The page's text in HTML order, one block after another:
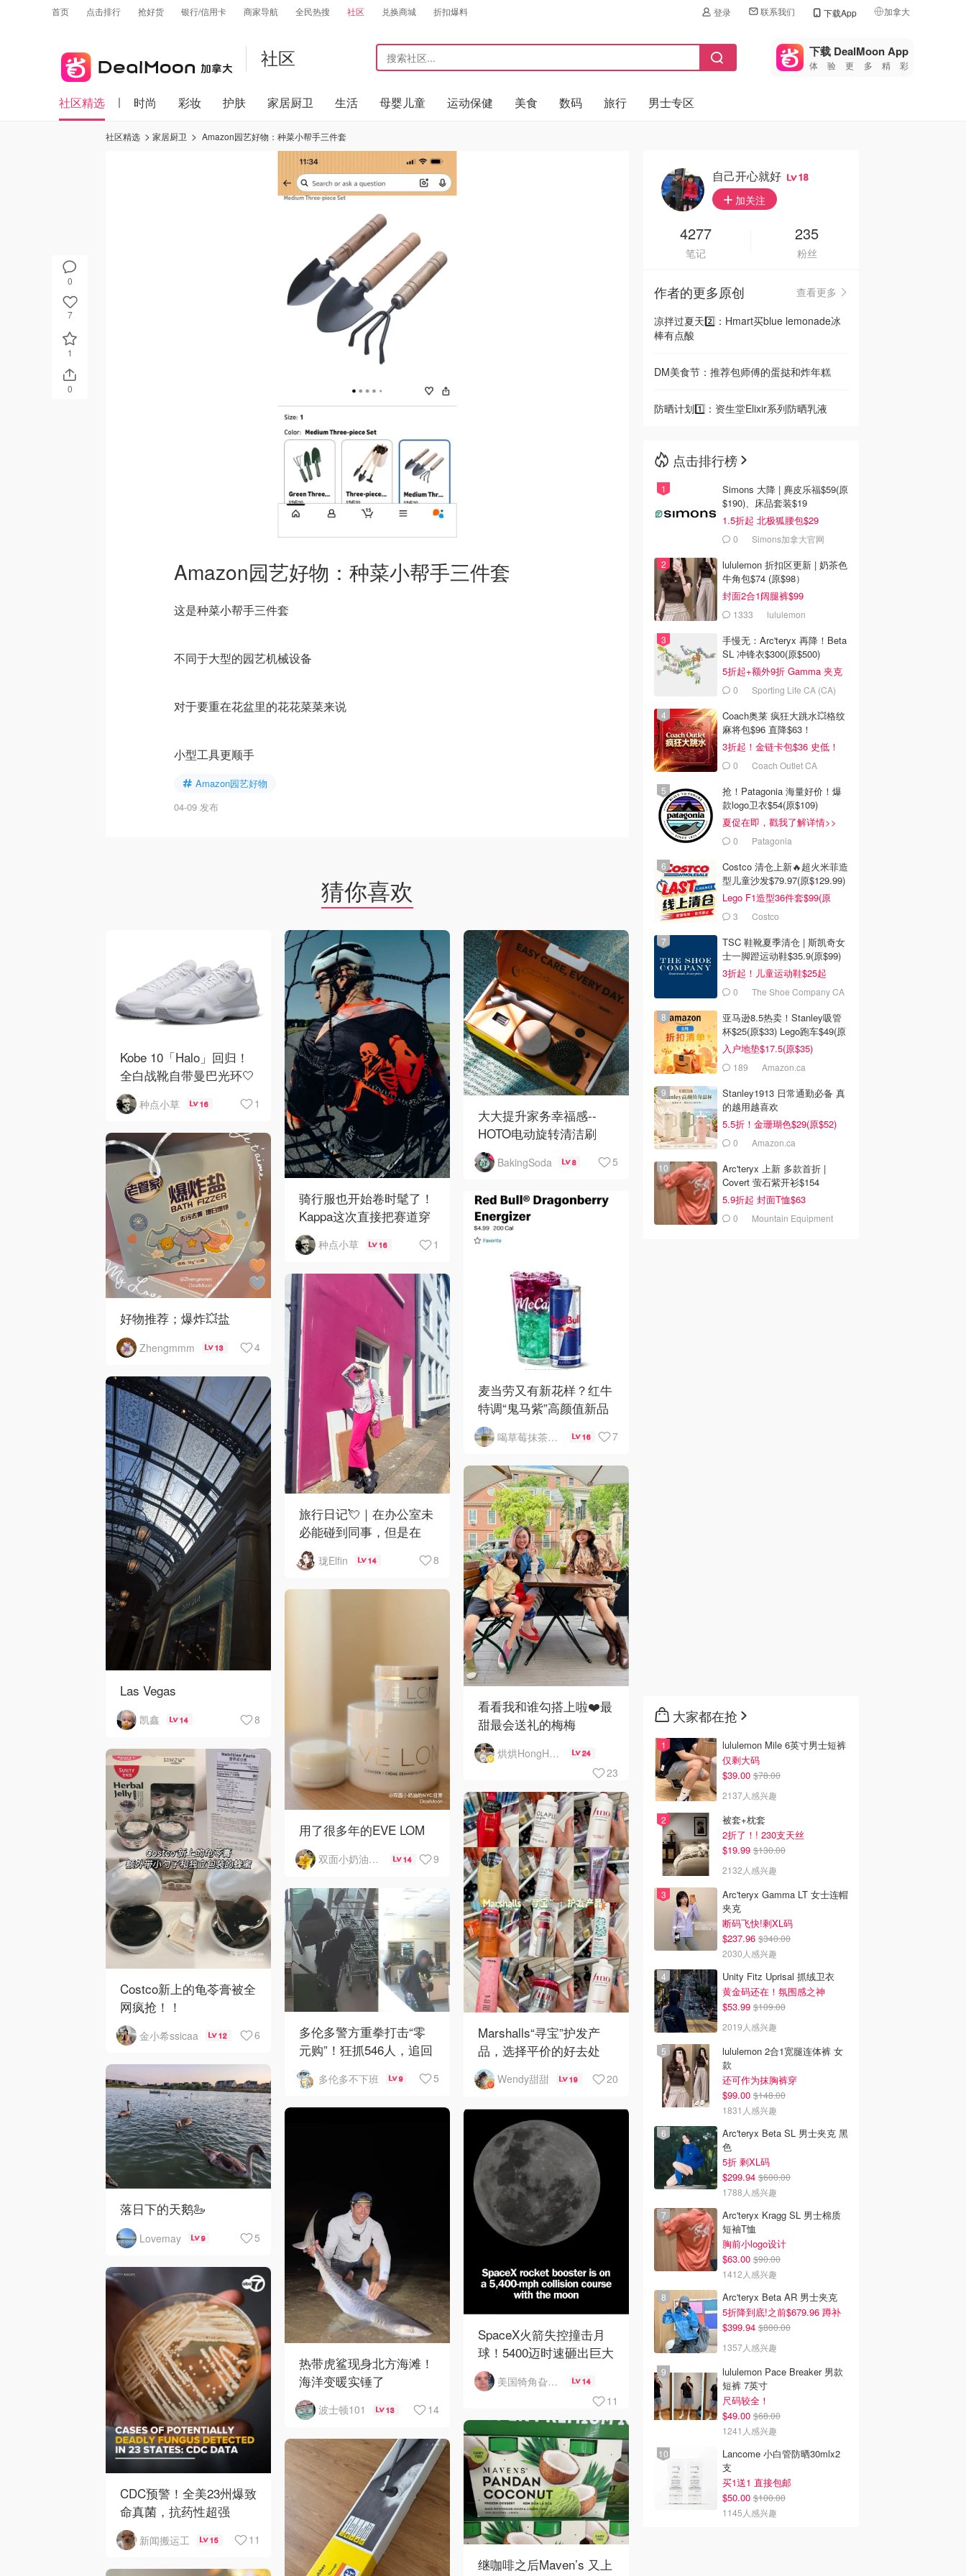
首页 点击排行 抢好货 银行/信用卡 商家导航 全民热搜 社区 兑换商城 折扣爆料 登录 联系我们 下载App 加拿大
🇺🇸
美国
🇨🇳中国
🇮🇹
🇦🇺
🇳🇿新西兰
社区 下载 DealMoon App
体验更多精彩
社区精选 时尚 彩妆 护肤 家居厨卫 生活 母婴儿童 运动保健 美食 数码 旅行 男士专区
0
7
1
0
社区精选 家居厨卫 Amazon园艺好物：种菜小帮手三件套
Amazon园艺好物：种菜小帮手三件套
这是种菜小帮手三件套
不同于大型的园艺机械设备
对于要重在花盆里的花花菜菜来说
小型工具更顺手
Amazon园艺好物
04-09 发布
猜你喜欢
Kobe 10「Halo」回归！
全白战靴自带曼巴光环🤍
🏀
种点小草 16 1
骑行服也开始卷时髦了！
Kappa这次直接把赛道穿
搭带上街🚴🔥
种点小草 16 1
大大提升家务幸福感--
HOTO电动旋转清洁刷
BakingSoda 8 5
好物推荐；爆炸💥盐
Zhengmmm 13 4
麦当劳又有新花样？红牛
特调“鬼马紫”高颜值新品
来了，好喝吗？
喝草莓抹茶瘦5斤 16 7
旅行日记💘｜在办公室未
必能碰到同事，但是在
Brighton可以
珑Elfin 14 8
Las Vegas
凯鑫 14 8
看看我和谁勾搭上啦❤️最
甜最会送礼的梅梅
烘烘HongHong 24
23
用了很多年的EVE LOM
双面小奶油的NYC日常 14 9
Costco新上的龟苓膏被全
网疯抢！！
金小希ssicaa 12 6
Marshalls“寻宝”护发产
品，选择平价的好去处
Wendy甜甜 19 20
多伦多警方重拳打击“零
元购”！狂抓546人，追回
160万赃物
多伦多不下班 9 5
落日下的天鹅🦢
Lovemay 9 5
热带虎鲨现身北方海滩！
海洋变暖实锤了
波士顿101 13 14
SpaceX火箭失控撞击月
球！5400迈时速砸出巨大
陨石坑
美国犄角旮旯新鲜事 14
11
CDC预警！全美23州爆致
命真菌，抗药性超强
新闻搬运工 15 11
继咖啡之后Maven’s 又上
自己开心就好 18
加关注
4277
笔记
235
粉丝
作者的更多原创
查看更多
凉拌过夏天2️⃣：Hmart买blue lemonade冰
棒有点酸
DM美食节：推荐包师傅的蛋挞和炸年糕
防晒计划1️⃣：资生堂Elixir系列防晒乳液
点击排行榜
Simons 大降 | 麂皮乐福$59(原
$190)、床品套装$19
1.5折起 北极狐腰包$29
0 Simons加拿大官网
lululemon 折扣区更新 | 奶茶色
牛角包$74 (原$98）
封面2合1阔腿裤$99
1333 lululemon
手慢无：Arc'teryx 再降！Beta
SL 冲锋衣$300(原$500)
5折起+额外9折 Gamma 夹克
$2380 Sporting Life CA (CA)
Coach奥莱 疯狂大跳水💥格纹
麻将包$96 直降$63！
3折起！金链卡包$36 史低！
0 Coach Outlet CA
抢！Patagonia 海量好价！爆
款logo卫衣$54(原$109)
夏促在即，戳我了解详情>>
0 Patagonia
Costco 清仓上新🔥超火米菲造
型儿童沙发$79.97(原$129.99)
Lego F1造型36件套$99(原
$159)
3 Costco
TSC 鞋靴夏季清仓 | 斯凯奇女
士一脚蹬运动鞋$35.9(原$99)
3折起！儿童运动鞋$25起
0
The Shoe Company CA
亚马逊8.5热卖！Stanley吸管
杯$25(原$33) Lego跑车$49(原
$80)
入户地垫$17.5(原$35)
189 Amazon.ca
Stanley1913 日常通勤必备 真
的越用越喜欢
5.5折！金珊瑚色$29(原$52)
0 Amazon.ca
Arc'teryx 上新 多款首折 |
Covert 萤石紫开衫$154
5.9折起 封面T恤$63
0
Mountain Equipment
大家都在抢
lululemon Mile 6英寸男士短裤
仅剩大码
$39.00 $78.00
2137人感兴趣
被套+枕套
2折了！! 230支天丝
$19.99 $130.00
2132人感兴趣
Arc'teryx Gamma LT 女士连帽
夹克
断码飞快!剩XL码
$237.96 $340.00
2030人感兴趣
Unity Fitz Uprisal 抓绒卫衣
黄金码还在！氛围感之神
$53.99 $109.00
2019人感兴趣
lululemon 2合1宽腿连体裤 女
款
还可作为抹胸裤穿
$99.00 $148.00
1831人感兴趣
Arc'teryx Beta SL 男士夹克 黑
色
5折 剩XL码
$299.94 $600.00
1788人感兴趣
Arc'teryx Kragg SL 男士棉质
短袖T恤
胸前小logo设计
$63.00 $90.00
1412人感兴趣
Arc'teryx Beta AR 男士夹克
5折降到底!之前$679.96 蹲补
$399.94 $800.00
1357人感兴趣
lululemon Pace Breaker 男款
短裤 7英寸
尺码较全！
$49.00 $68.00
1241人感兴趣
Lancome 小白管防晒30mlx2
支
买1送1 直接包邮
$50.00 $100.00
1145人感兴趣